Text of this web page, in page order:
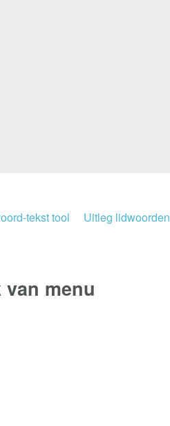
tekst tool Uitleg lidwoorden
menu